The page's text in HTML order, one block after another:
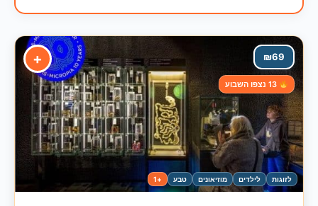
+ 69
₪
לזוגות לילדים מוזיאונים טבע +1